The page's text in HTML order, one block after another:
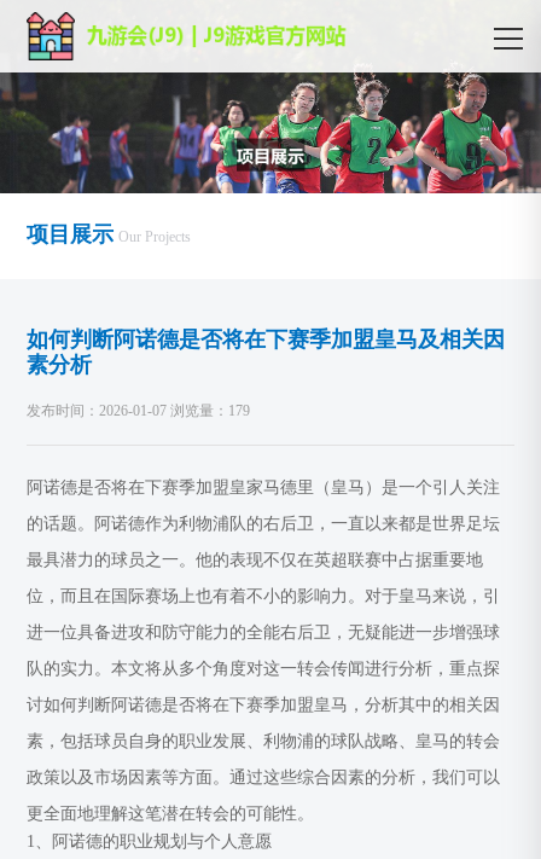
项目展示 Our Projects
如何判断阿诺德是否将在下赛季加盟皇马及相关因
素分析
发布时间：2026-01-07 浏览量：179
阿诺德是否将在下赛季加盟皇家马德里（皇马）是一个引人关注
的话题。阿诺德作为利物浦队的右后卫，一直以来都是世界足坛
最具潜力的球员之一。他的表现不仅在英超联赛中占据重要地
位，而且在国际赛场上也有着不小的影响力。对于皇马来说，引
进一位具备进攻和防守能力的全能右后卫，无疑能进一步增强球
队的实力。本文将从多个角度对这一转会传闻进行分析，重点探
讨如何判断阿诺德是否将在下赛季加盟皇马，分析其中的相关因
素，包括球员自身的职业发展、利物浦的球队战略、皇马的转会
政策以及市场因素等方面。通过这些综合因素的分析，我们可以
更全面地理解这笔潜在转会的可能性。
1、阿诺德的职业规划与个人意愿